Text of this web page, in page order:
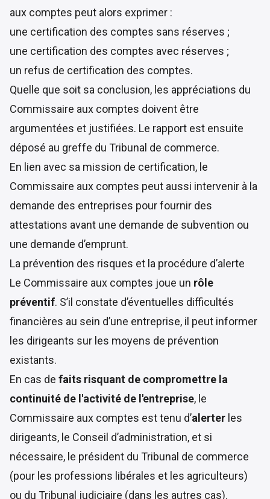
aux comptes peut alors exprimer :
une certification des comptes sans réserves ;
une certification des comptes avec réserves ;
un refus de certification des comptes.
Quelle que soit sa conclusion, les appréciations du
Commissaire aux comptes doivent être
argumentées et justifiées. Le rapport est ensuite
déposé au greffe du Tribunal de commerce.
En lien avec sa mission de certification, le
Commissaire aux comptes peut aussi intervenir à la
demande des entreprises pour fournir des
attestations avant une demande de subvention ou
une demande d’emprunt.
La prévention des risques et la procédure d’alerte
Le Commissaire aux comptes joue un rôle
préventif. S’il constate d’éventuelles difficultés
financières au sein d’une entreprise, il peut informer
les dirigeants sur les moyens de prévention
existants.
En cas de faits risquant de compromettre la
continuité de l'activité de l'entreprise, le
Commissaire aux comptes est tenu d’alerter les
dirigeants, le Conseil d’administration, et si
nécessaire, le président du Tribunal de commerce
(pour les professions libérales et les agriculteurs)
ou du Tribunal judiciaire (dans les autres cas).